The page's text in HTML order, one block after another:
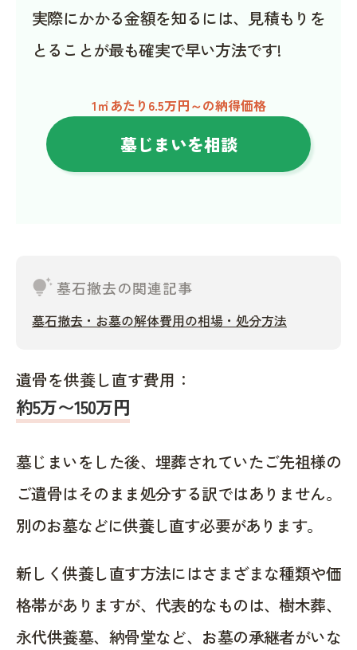
実際にかかる金額を知るには、見積もりを
とることが最も確実で早い方法です!
1㎡あたり6.5万円～の納得価格
墓じまいを相談
tips_and_updates墓石撤去の関連記事
墓石撤去・お墓の解体費用の相場・処分方法
遺骨を供養し直す費用：
約5万〜150万円
墓じまいをした後、埋葬されていたご先祖様の
ご遺骨はそのまま処分する訳ではありません。
別のお墓などに供養し直す必要があります。
新しく供養し直す方法にはさまざまな種類や価
格帯がありますが、代表的なものは、樹木葬、
永代供養墓、納骨堂など、お墓の承継者がいな